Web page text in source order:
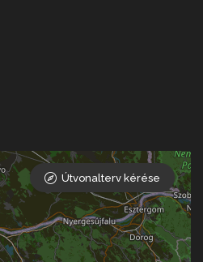
Útvonalterv kérése